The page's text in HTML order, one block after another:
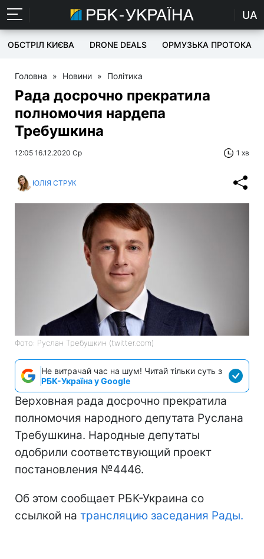
UA
ОБСТРІЛ КИЄВА DRONE DEALS ОРМУЗЬКА ПРОТОКА
Головна » Новини » Політика
Рада досрочно прекратила
полномочия нардепа
Требушкина
12:05 16.12.2020 Ср 1 хв
ЮЛІЯ СТРУК
Фото: Руслан Требушкин (twitter.com)
Не витрачай час на шум! Читай тільки суть з
РБК-Україна у Google
Верховная рада досрочно прекратила
полномочия народного депутата Руслана
Требушкина. Народные депутаты
одобрили соответствующий проект
постановления №4446.
Об этом сообщает РБК-Украина со
ссылкой на трансляцию заседания Рады.